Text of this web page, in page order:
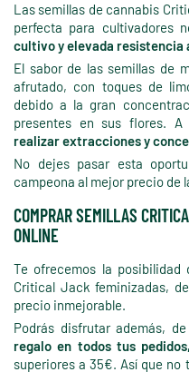
Las semillas de cannabis
perfecta para cultivadores
cultivo y elevada resistencia
El sabor de las semillas de
afrutado, con toques de
debido a la gran
presentes en sus flores.
realizar extracciones y
No dejes pasar esta
campeona al mejor precio de
COMPRAR SEMILLAS
ONLINE
Te ofrecemos la posibilidad
Critical Jack feminizadas,
precio inmejorable.
Podrás disfrutar además, de
regalo en todos tus
superiores a 35€. Así que no